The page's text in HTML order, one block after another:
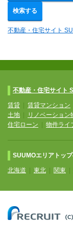
検索する
不動産・住宅サイト
不動産・住宅サイト
賃貸 賃貸マンション
土地
リノベーション
住宅ローン
物件ライ
SUUMOエリアトッ
北海道 東北 関東